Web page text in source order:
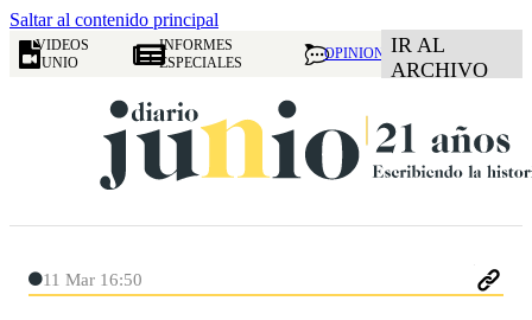
Saltar al contenido principal
VIDEOS
JUNIO
INFORMES
ESPECIALES
OPINION IR AL
ARCHIVO
11 Mar 16:50